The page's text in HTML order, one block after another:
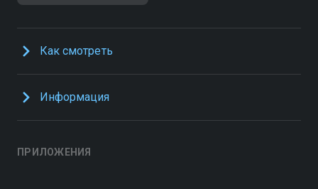
Как смотреть
Информация
ПРИЛОЖЕНИЯ